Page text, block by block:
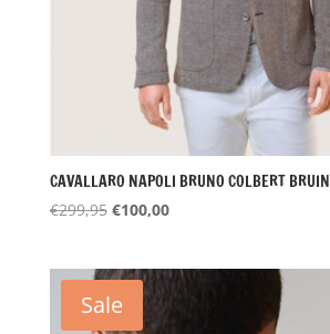
CAVALLARO NAPOLI BRUNO COLBERT BRUIN
€299,95 Oorspronkelijke
€299,95.
€100,00Huidige
€100,00.
Sale